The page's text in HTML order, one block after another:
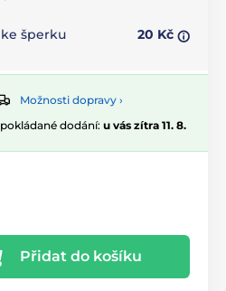
šperku 20 Kč
Možnosti dopravy ›
dodání: u vás zítra 11. 8.
Přidat do košíku